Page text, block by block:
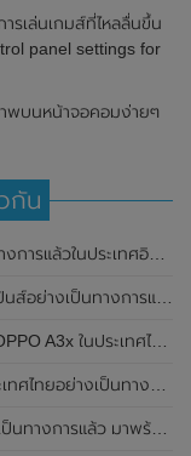
รเล่นเกมส์ที่ไหลลื่นขึ้น
panel settings for
พบนหน้าจอคอมง่ายๆ
กัน
2 ของ Qualcomm และรองรับเครือข่าย 5G
, แบตเตอรี่ 5,000mAh และหน้าจอแสดงผล LCD / 90Hz
ารแล้ว ในราคาเริ่มต้นเพียง 3,999 บาท
งการแล้ว ราคา 14,990 บาท
, แบตเตอรี่ 5,000mAh และใช้ชิปเซ็ต Unisoc